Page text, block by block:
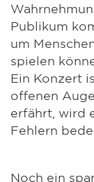
Publikum
um
spielen
Ein Konzert
offenen
erfährt, wird
Fehlern
Noch ein